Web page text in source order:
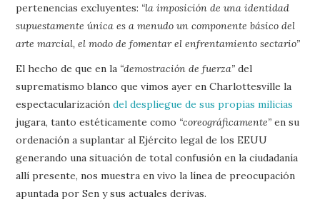
pertenencias excluyentes: “la imposición de una identidad
supuestamente única es a menudo un componente básico del
arte marcial, el modo de fomentar el enfrentamiento sectario”
El hecho de que en la “demostración de fuerza” del
suprematismo blanco que vimos ayer en Charlottesville la
espectacularizacióndel despliegue de sus propias milicias
jugara, tanto estéticamente como “coreográficamente” en su
ordenación a suplantar al Ejército legal de los EEUU
generando una situación de total confusión en la ciudadanía
allí presente, nos muestra en vivo la línea de preocupación
apuntada por Sen y sus actuales derivas.